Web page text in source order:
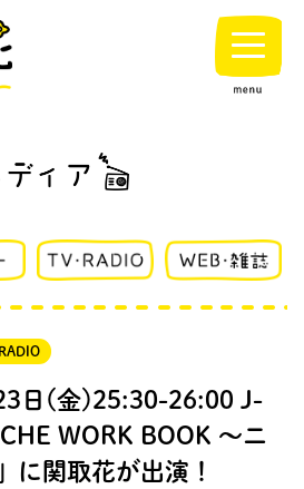
日(金)25:30-26:00 J-
WORK BOOK ～ニ
に関取花が出演！